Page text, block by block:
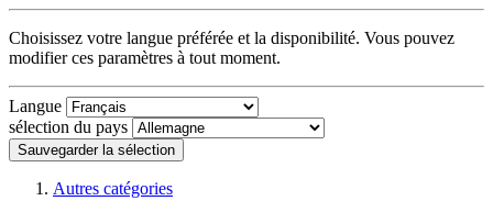
Choisissez votre langue préférée et la disponibilité. Vous pouvez
modifier ces paramètres à tout moment.
Langue
sélection du pays
Sauvegarder la sélection
Autres catégories